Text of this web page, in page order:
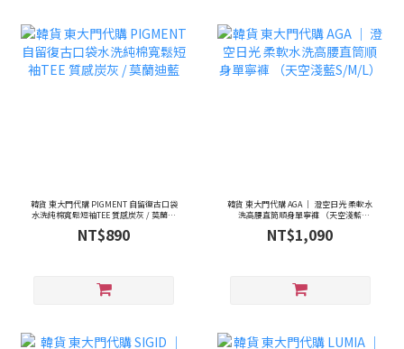
韓貨 東大門代購 PIGMENT 自留復古口袋
水洗純棉寬鬆短袖TEE 質感炭灰 / 莫蘭迪
藍
NT$890
韓貨 東大門代購 AGA ｜ 澄空日光 柔軟水
洗高腰直筒順身單寧褲 （天空淺藍
S/M/L）
NT$1,090